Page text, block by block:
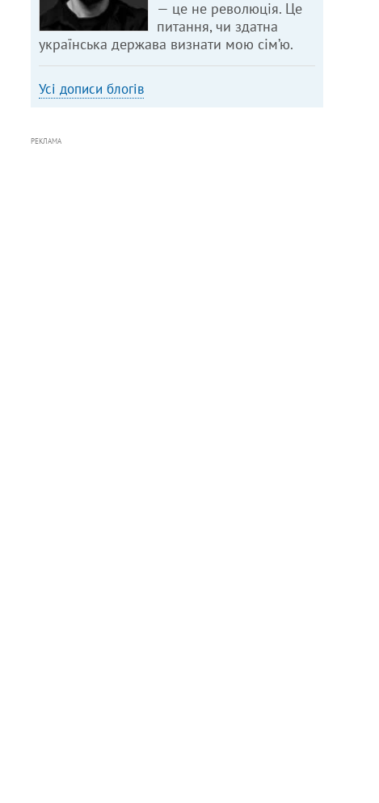
— це не революція. Це
питання, чи здатна
українська держава визнати мою сім’ю.
Усі дописи блогів
РЕКЛАМА